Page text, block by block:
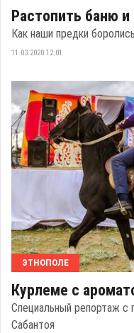
Растопить баню
Как наши предки
11.03.2020 12:01
ЭТНОПОЛЕ
Курлеме с
Специальный репортаж с
Сабантоя